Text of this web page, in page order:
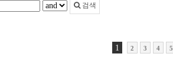
검색
1 2 3 4 5